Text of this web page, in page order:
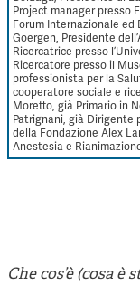
Project manager presso
Forum Internazionale ed
Goergen, Presidente
Ricercatrice presso
Ricercatore presso il
professionista per la
cooperatore sociale e
Moretto, già Primario in
Patrignani, già Dirigente
della Fondazione Alex
Anestesia e
Che cos’è (cosa